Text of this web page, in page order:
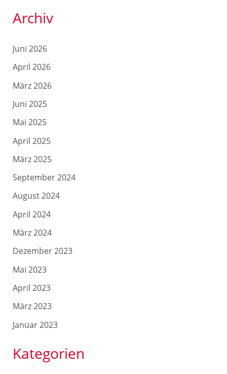
Archiv
Juni 2026
April 2026
März 2026
Juni 2025
Mai 2025
April 2025
März 2025
September 2024
August 2024
April 2024
März 2024
Dezember 2023
Mai 2023
April 2023
März 2023
Januar 2023
Kategorien